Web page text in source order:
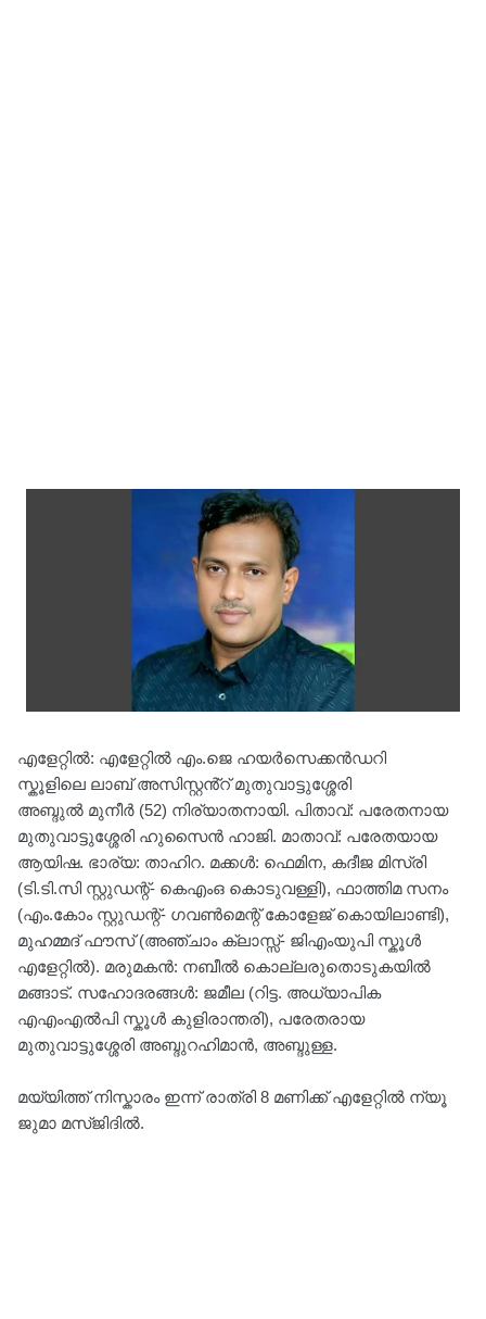
എളേറ്റിൽ: എളേറ്റിൽ എം.ജെ ഹയർസെക്കൻഡറി
സ്കൂളിലെ ലാബ് അസിസ്റ്റൻ്റ് മുതുവാട്ടുശ്ശേരി
അബ്ദുൽ മുനീർ (52) നിര്യാതനായി. പിതാവ്: പരേതനായ
മുതുവാട്ടുശ്ശേരി ഹുസൈൻ ഹാജി. മാതാവ്: പരേതയായ
ആയിഷ. ഭാര്യ: താഹിറ. മക്കൾ: ഫെമിന, കദീജ മിസ്‌രി
(ടി.ടി.സി സ്റ്റുഡന്റ്- കെഎംഒ കൊടുവള്ളി), ഫാത്തിമ സനം
(എം.കോം സ്റ്റുഡന്റ്- ഗവൺമെന്റ് കോളേജ് കൊയിലാണ്ടി),
മുഹമ്മദ്‌ ഫൗസ് (അഞ്ചാം ക്ലാസ്സ്‌- ജിഎംയുപി സ്കൂൾ
എളേറ്റിൽ). മരുമകൻ: നബീൽ കൊല്ലരുതൊടുകയിൽ
മങ്ങാട്. സഹോദരങ്ങൾ: ജമീല (റിട്ട. അധ്യാപിക
എഎംഎൽപി സ്കൂൾ കുളിരാന്തരി), പരേതരായ
മുതുവാട്ടുശ്ശേരി അബ്ദുറഹിമാൻ, അബ്ദുള്ള.
മയ്യിത്ത് നിസ്കാരം ഇന്ന് രാത്രി 8 മണിക്ക് എളേറ്റിൽ ന്യൂ
ജുമാ മസ്ജിദിൽ.